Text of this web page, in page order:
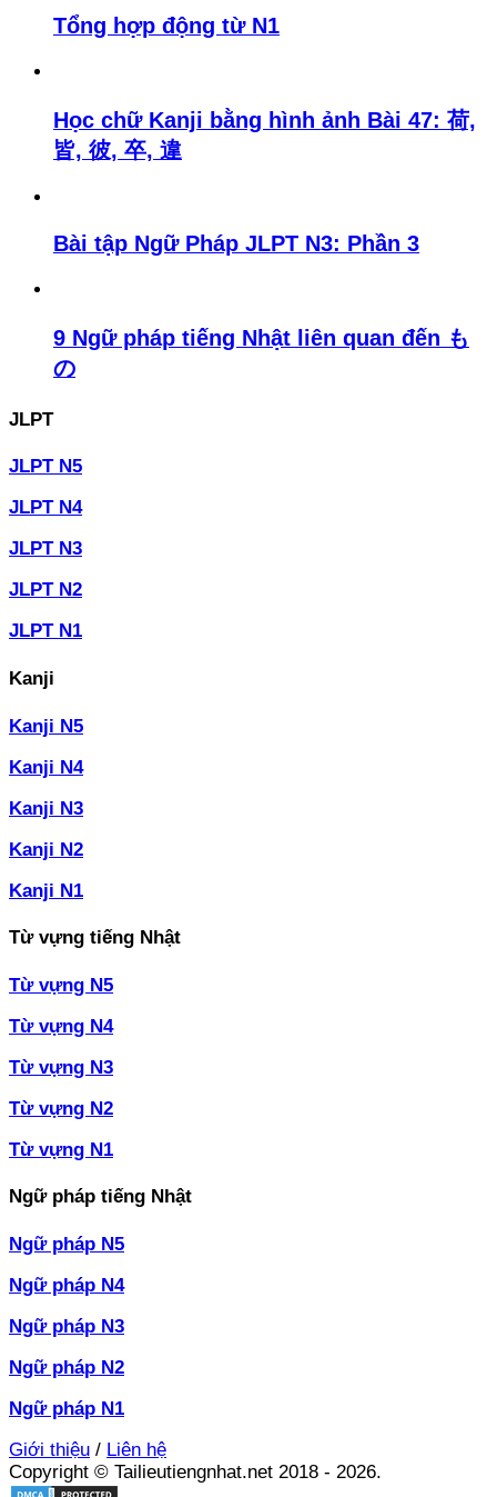
Tổng hợp động từ N1
Học chữ Kanji bằng hình ảnh Bài 47: 荷,
皆, 彼, 卒, 違
Bài tập Ngữ Pháp JLPT N3: Phần 3
9 Ngữ pháp tiếng Nhật liên quan đến も
の
JLPT
JLPT N5
JLPT N4
JLPT N3
JLPT N2
JLPT N1
Kanji
Kanji N5
Kanji N4
Kanji N3
Kanji N2
Kanji N1
Từ vựng tiếng Nhật
Từ vựng N5
Từ vựng N4
Từ vựng N3
Từ vựng N2
Từ vựng N1
Ngữ pháp tiếng Nhật
Ngữ pháp N5
Ngữ pháp N4
Ngữ pháp N3
Ngữ pháp N2
Ngữ pháp N1
Giới thiệu / Liên hệ
Copyright © Tailieutiengnhat.net 2018 - 2026.